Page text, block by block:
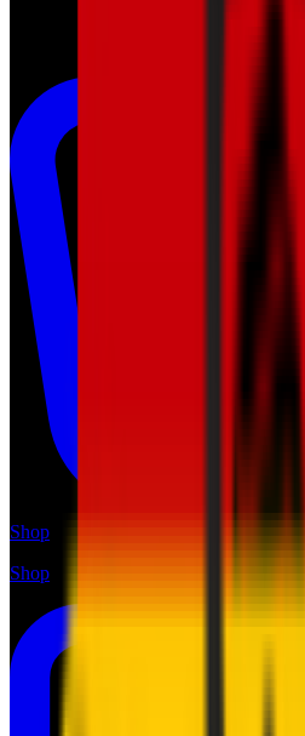
Shop
Shop